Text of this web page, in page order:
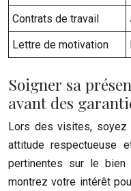
Contrats de travail
Lettre de motivation
Soigner sa
avant des
Lors des visites, soyez
attitude respectueuse
pertinentes sur le
montrez votre intérêt